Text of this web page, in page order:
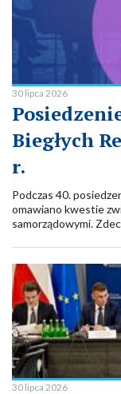
30 lipca 2026
Biegłych
r.
Podczas 40.
omawiano kwestie
samorządowymi.
Przeanalizowano
omówiono projekt
Krakowie,
30 lipca 2026